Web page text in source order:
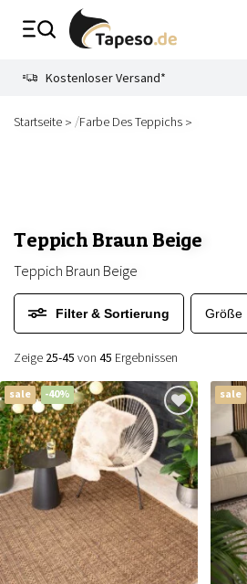
Zusammenbruch
Kostenloser Versand*
Startseite /Farbe Des Teppichs
Teppich Braun Beige
Teppich Braun Beige
Filter & Sortierung Größe
Zeige 25-45 von 45 Ergebnissen
sale -40% sale